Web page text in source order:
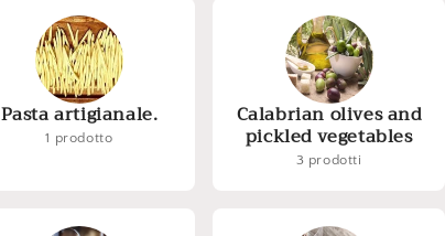
Pasta artigianale.
1 prodotto
Calabrian olives and
pickled vegetables
3 prodotti